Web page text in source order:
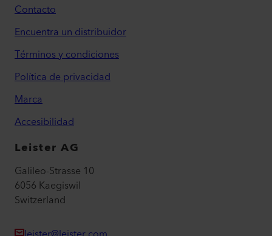
Contacto
Encuentra un distribuidor
Términos y condiciones
Política de privacidad
Marca
Accesibilidad
Leister AG
Galileo-Strasse 10
6056 Kaegiswil
Switzerland